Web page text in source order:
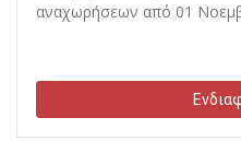
αναχωρήσεων από 01